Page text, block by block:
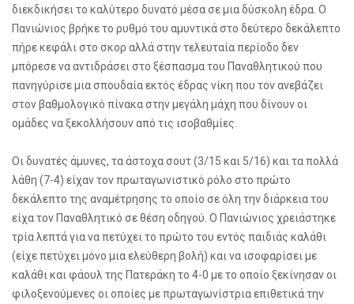
διεκδικήσει το καλύτερο δυνατό μέσα σε μια δύσκολη έδρα. Ο
Πανιώνιος βρήκε το ρυθμό του αμυντικά στο δεύτερο δεκάλεπτο
πήρε κεφάλι στο σκορ αλλά στην τελευταία περίοδο δεν
μπόρεσε να αντιδράσει στο ξέσπασμα του Παναθλητικού που
πανηγύρισε μια σπουδαία εκτός έδρας νίκη που τον ανεβάζει
στον βαθμολογικό πίνακα στην μεγάλη μάχη που δίνουν οι
ομάδες να ξεκολλήσουν από τις ισοβαθμίες.
Οι δυνατές άμυνες, τα άστοχα σουτ (3/15 και 5/16) και τα πολλά
λάθη (7-4) είχαν τον πρωταγωνιστικό ρόλο στο πρώτο
δεκάλεπτο της αναμέτρησης το οποίο σε όλη την διάρκεια του
είχα τον Παναθλητικό σε θέση οδηγού. Ο Πανιώνιος χρειάστηκε
τρία λεπτά για να πετύχει το πρώτο του εντός παιδιάς καλάθι
(είχε πετύχει μόνο μια ελεύθερη βολή) και να ισοφαρίσει με
καλάθι και φάουλ της Πατεράκη το 4-0 με το οποίο ξεκίνησαν οι
φιλοξενούμενες οι οποίες με πρωταγωνίστρια επιθετικά την